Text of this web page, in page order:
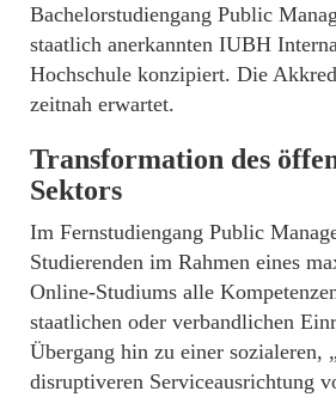
Bachelorstudiengang Public
staatlich anerkannten IUBH
Hochschule konzipiert. Die
zeitnah erwartet.
Transformation des
Sektors
Im Fernstudiengang Public
Studierenden im Rahmen eines
Online-Studiums alle
staatlichen oder verbandlichen
Übergang hin zu einer sozialeren,
disruptiveren Serviceausrichtung